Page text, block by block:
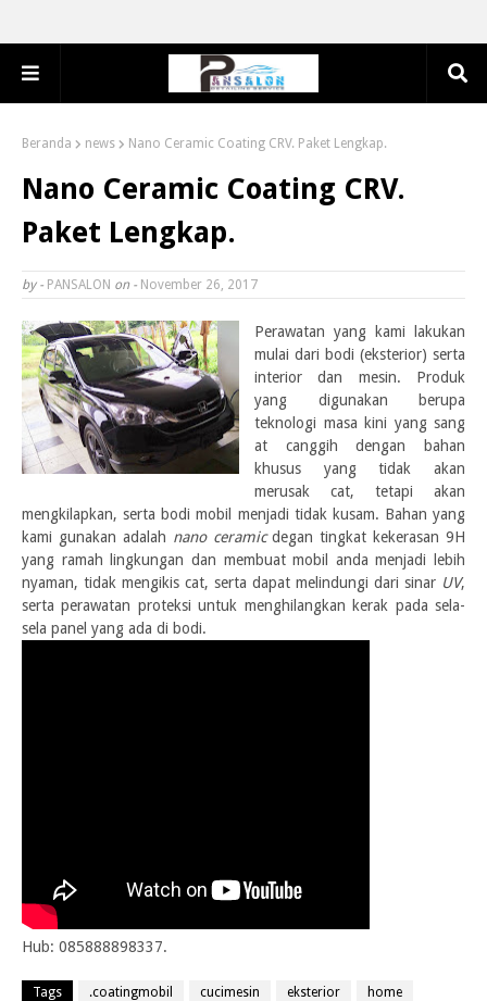
Beranda news Nano Ceramic Coating CRV. Paket Lengkap.
Nano Ceramic Coating CRV.
Paket Lengkap.
by - PANSALON on - November 26, 2017
Perawatan yang kami lakukan
mulai dari bodi (eksterior) serta
interior dan mesin. Produk
yang digunakan berupa
teknologi masa kini yang sang
at canggih dengan bahan
khusus yang tidak akan
merusak cat, tetapi akan
mengkilapkan, serta bodi mobil menjadi tidak kusam. Bahan yang
kami gunakan adalah nano ceramicdegan tingkat kekerasan 9H
yang ramah lingkungan dan membuat mobil anda menjadi lebih
nyaman, tidak mengikis cat, serta dapat melindungi dari sinar UV,
serta perawatan proteksi untuk menghilangkan kerak pada sela-
sela panel yang ada di bodi.
Hub: 085888898337.
Tags .coatingmobil cucimesin eksterior
home